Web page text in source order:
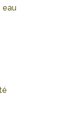
eau